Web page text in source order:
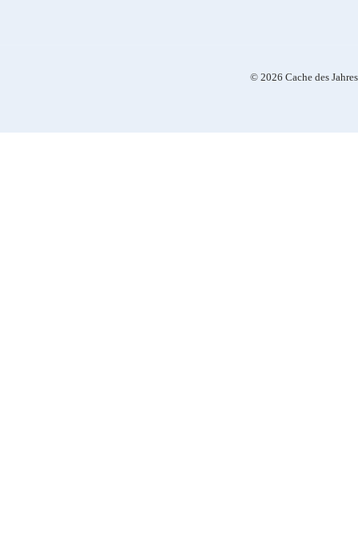
© 2026 Cache des